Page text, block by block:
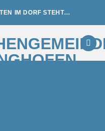
IM DORF STEHT…